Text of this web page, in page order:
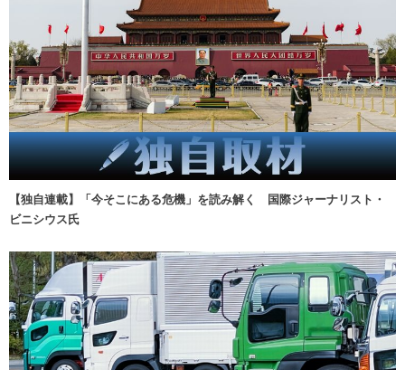
【独自連載】「今そこにある危機」を読み解く 国際ジャーナリスト・
ビニシウス氏